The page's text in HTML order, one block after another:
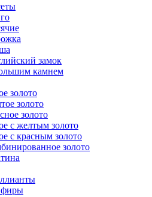
замок
камнем
золото
золото
золото
с желтым золото
с красным золото
золото